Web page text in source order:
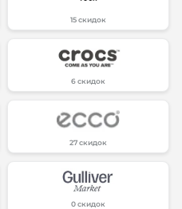
15 скидок
6 скидок
27 скидок
0 скидок